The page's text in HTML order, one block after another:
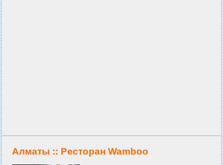
Алматы :: Ресторан Wamboo